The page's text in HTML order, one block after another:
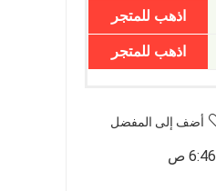
اذهب للمتجر
اذهب للمتجر
أضف إلى المفضل